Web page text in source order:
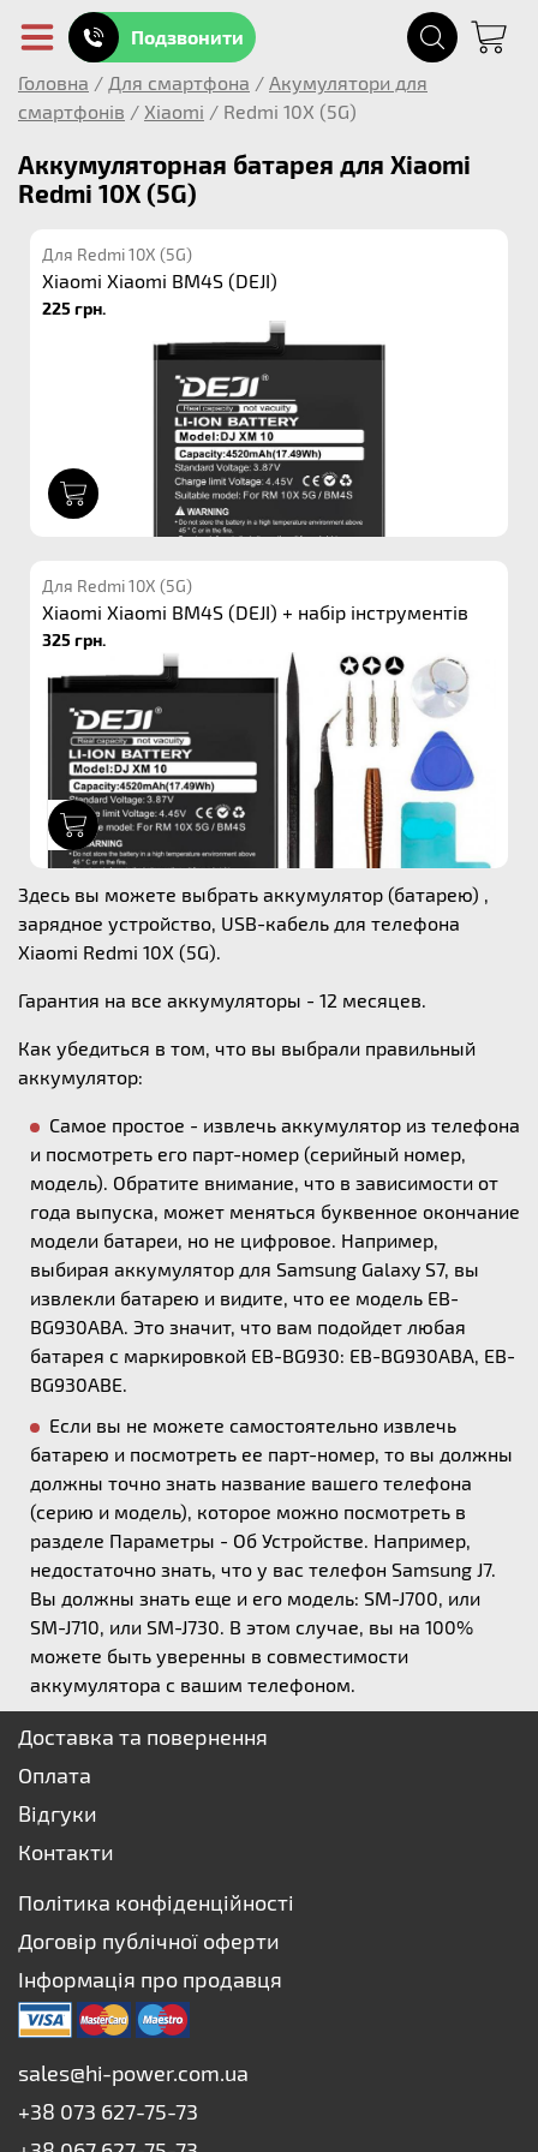
Подзвонити
Головна / Для смартфона / Акумулятори для
смартфонів / Xiaomi / Redmi 10X (5G)
Аккумуляторная батарея для Xiaomi
Redmi 10X (5G)
Для Redmi 10X (5G)
Xiaomi Xiaomi BM4S (DEJI)
225 грн.
Для Redmi 10X (5G)
Xiaomi Xiaomi BM4S (DEJI) + набір інструментів
325 грн.
Здесь вы можете выбрать аккумулятор (батарею) ,
зарядное устройство, USB-кабель для телефона
Xiaomi Redmi 10X (5G).
Гарантия на все аккумуляторы - 12 месяцев.
Как убедиться в том, что вы выбрали правильный
аккумулятор:
Самое простое - извлечь аккумулятор из телефона
и посмотреть его парт-номер (серийный номер,
модель). Обратите внимание, что в зависимости от
года выпуска, может меняться буквенное окончание
модели батареи, но не цифровое. Например,
выбирая аккумулятор для Samsung Galaxy S7, вы
извлекли батарею и видите, что ее модель EB-
BG930ABA. Это значит, что вам подойдет любая
батарея с маркировкой EB-BG930: EB-BG930ABA, EB-
BG930ABE.
Если вы не можете самостоятельно извлечь
батарею и посмотреть ее парт-номер, то вы должны
должны точно знать название вашего телефона
(серию и модель), которое можно посмотреть в
разделе Параметры - Об Устройстве. Например,
недостаточно знать, что у вас телефон Samsung J7.
Вы должны знать еще и его модель: SM-J700, или
SM-J710, или SM-J730. В этом случае, вы на 100%
можете быть уверенны в совместимости
аккумулятора с вашим телефоном.
Доставка та повернення
Оплата
Відгуки
Контакти
Політика конфіденційності
Договір публічної оферти
Інформація про продавця
sales@hi-power.com.ua
+38 073 627-75-73